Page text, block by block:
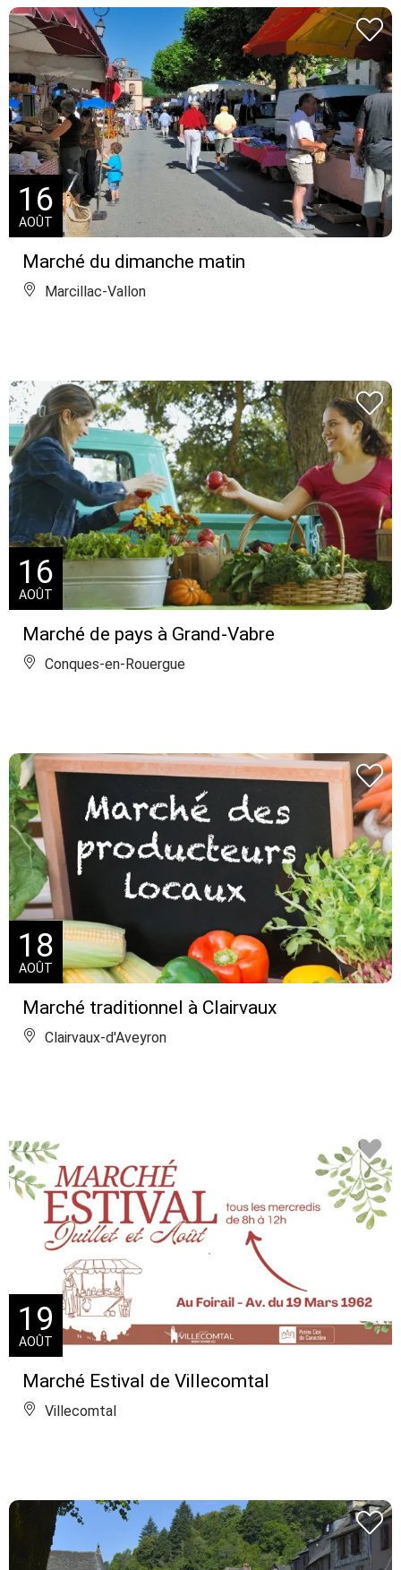
Marché du dimanche matin
16
AOÛT
Marcillac-Vallon
Marché de pays à Grand-Vabre
16
AOÛT
Conques-en-Rouergue
Marché traditionnel à Clairvaux
18
AOÛT
Clairvaux-d'Aveyron
Marché Estival de Villecomtal
19
AOÛT
Villecomtal